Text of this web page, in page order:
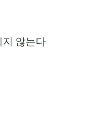
지 않는다